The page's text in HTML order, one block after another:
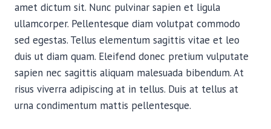
amet dictum sit. Nunc pulvinar sapien et ligula
ullamcorper. Pellentesque diam volutpat commodo
sed egestas. Tellus elementum sagittis vitae et leo
duis ut diam quam. Eleifend donec pretium vulputate
sapien nec sagittis aliquam malesuada bibendum. At
risus viverra adipiscing at in tellus. Duis at tellus at
urna condimentum mattis pellentesque.